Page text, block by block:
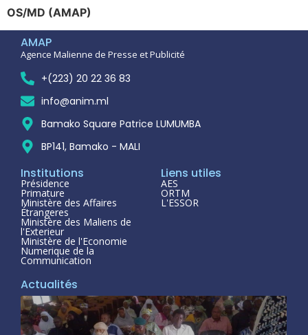
OS/MD (AMAP)
AMAP
Agence Malienne de Presse et Publicité
+(223) 20 22 36 83
info@anim.ml
Bamako Square Patrice LUMUMBA
BP141, Bamako - MALI
Institutions
Présidence
Primature
Ministère des Affaires
Étrangeres
Ministère des Maliens de
l'Exterieur
Ministère de l'Economie
Numerique de la
Communication
Liens utiles
AES
ORTM
L'ESSOR
Actualités